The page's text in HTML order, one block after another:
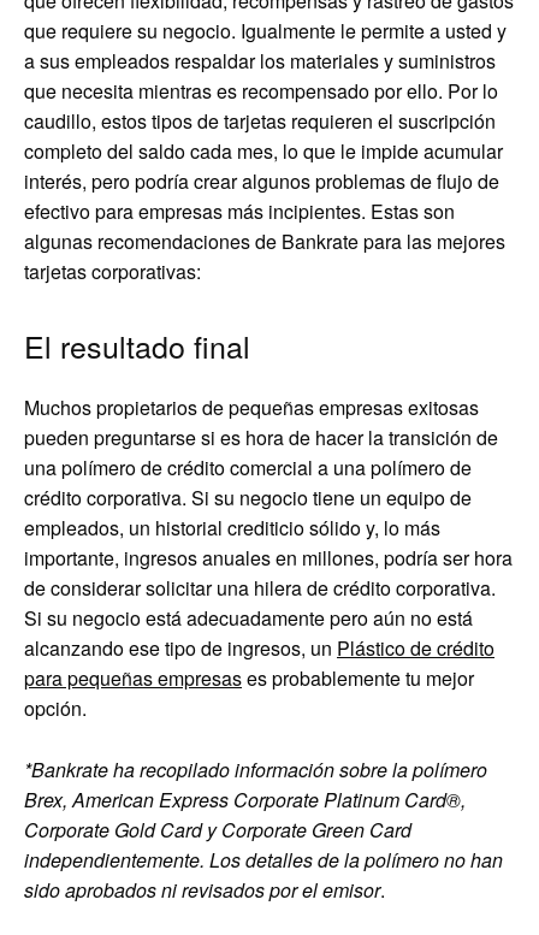
que requiere su negocio. Igualmente le permite a usted y
a sus empleados respaldar los materiales y suministros
que necesita mientras es recompensado por ello. Por lo
caudillo, estos tipos de tarjetas requieren el suscripción
completo del saldo cada mes, lo que le impide acumular
interés, pero podría crear algunos problemas de flujo de
efectivo para empresas más incipientes. Estas son
algunas recomendaciones de Bankrate para las mejores
tarjetas corporativas:
El resultado final
Muchos propietarios de pequeñas empresas exitosas
pueden preguntarse si es hora de hacer la transición de
una polímero de crédito comercial a una polímero de
crédito corporativa. Si su negocio tiene un equipo de
empleados, un historial crediticio sólido y, lo más
importante, ingresos anuales en millones, podría ser hora
de considerar solicitar una hilera de crédito corporativa.
Si su negocio está adecuadamente pero aún no está
alcanzando ese tipo de ingresos, un Plástico de crédito
para pequeñas empresases probablemente tu mejor
opción.
*Bankrate ha recopilado información sobre la polímero
Brex, American Express Corporate Platinum Card®,
Corporate Gold Card y Corporate Green Card
independientemente. Los detalles de la polímero no han
sido aprobados ni revisados ​​por el emisor.